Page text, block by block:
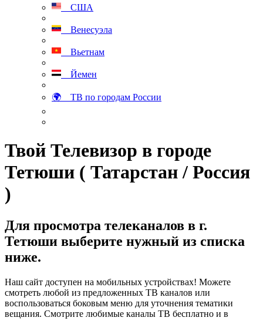
США
Венесуэла
Вьетнам
Йемен
🌍 ТВ по городам России
Твой Телевизор в городе
Тетюши ( Татарстан / Россия
)
Для просмотра телеканалов в г.
Тетюши выберите нужный из списка
ниже.
Наш сайт доступен на мобильных устройствах! Можете
смотреть любой из предложенных ТВ каналов или
воспользоваться боковым меню для уточнения тематики
вещания. Смотрите любимые каналы ТВ бесплатно и в